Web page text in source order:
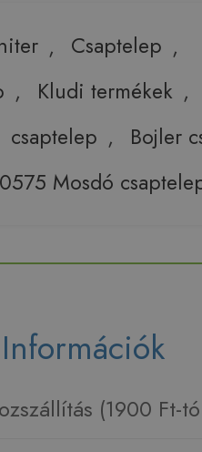
, Csaptelep ,
, Kludi termékek ,
csaptelep ,
Bojler
Mosdó
Információk
(1900 Ft-